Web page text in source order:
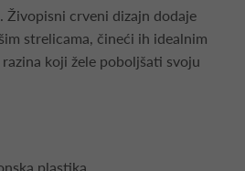
Živopisni crveni dizajn dodaje
strelicama, čineći ih idealnim
koji žele poboljšati svoju
plastika